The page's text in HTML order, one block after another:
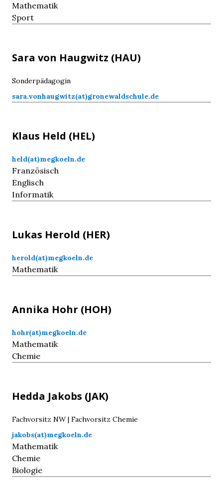
Mathematik
Sport
Sara von Haugwitz (HAU)
Sonderpädagogin
sara.vonhaugwitz(at)gronewaldschule.de
Klaus Held (HEL)
held(at)megkoeln.de
Französisch
Englisch
Informatik
Lukas Herold (HER)
herold(at)megkoeln.de
Mathematik
Annika Hohr (HOH)
hohr(at)megkoeln.de
Mathematik
Chemie
Hedda Jakobs (JAK)
Fachvorsitz NW | Fachvorsitz Chemie
jakobs(at)megkoeln.de
Mathematik
Chemie
Biologie